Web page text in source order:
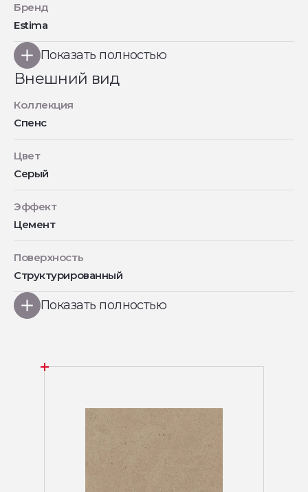
Бренд
Estima
Показать полностью
Внешний вид
Коллекция
Спенс
Цвет
Серый
Эффект
Цемент
Поверхность
Структурированный
Показать полностью